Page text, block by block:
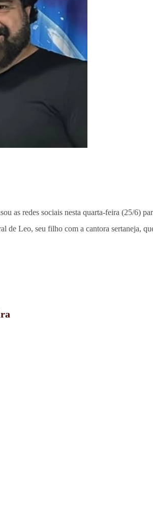
as redes sociais nesta quarta-feira (25/6)
de Leo, seu filho com a cantora sertaneja,